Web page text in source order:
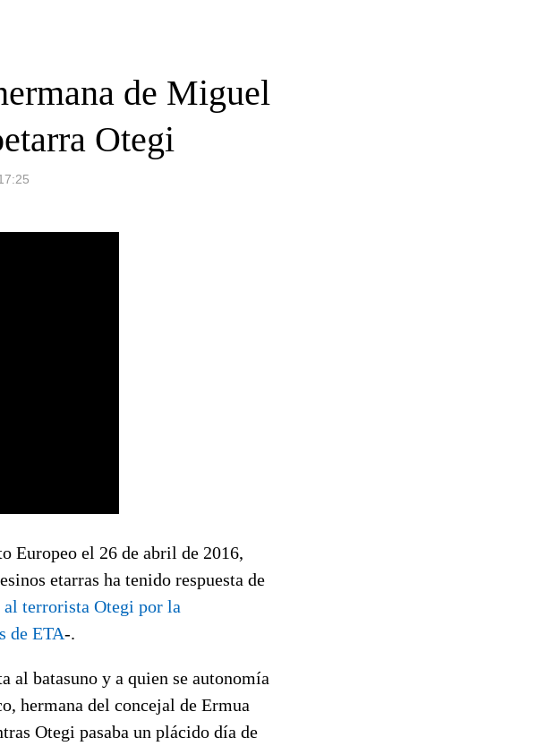
de Miguel
Otegi
Europeo el 26 de abril de 2016,
etarras ha tenido respuesta de
al terrorista Otegi por la
de ETA-.
al batasuno y a quien se autonomía
hermana del concejal de Ermua
Otegi pasaba un plácido día de